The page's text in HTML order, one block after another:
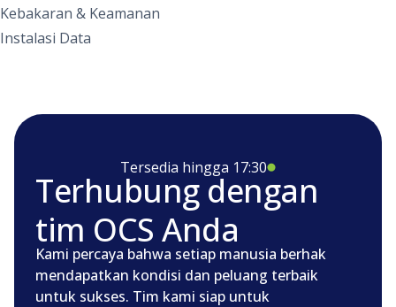
Kebakaran & Keamanan
Instalasi Data
Tersedia hingga 17:30
Terhubung dengan
tim OCS Anda
Kami percaya bahwa setiap manusia berhak
mendapatkan kondisi dan peluang terbaik
untuk sukses. Tim kami siap untuk